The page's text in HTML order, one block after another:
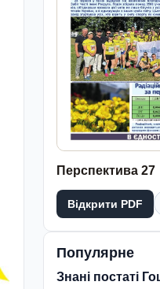
Перспектива 27
Відкрити PDF
Популярне
Знані постаті